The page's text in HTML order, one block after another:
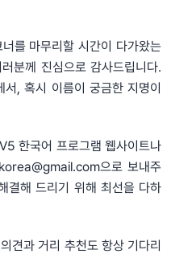
너를 마무리할 시간이 다가왔는
분께 진심으로 감사드립니다.
, 혹시 이름이 궁금한 지명이
한국어 프로그램 웹사이트나
으로 보내주
결해 드리기 위해 최선을 다하
견과 거리 추천도 항상 기다리